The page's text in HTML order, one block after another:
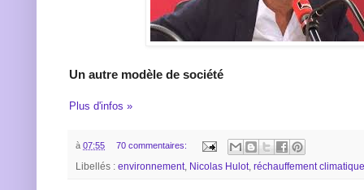
Un autre modèle de société
Plus d'infos »
à 07:55 70 commentaires:
Libellés : environnement, Nicolas Hulot, réchauffement climatique